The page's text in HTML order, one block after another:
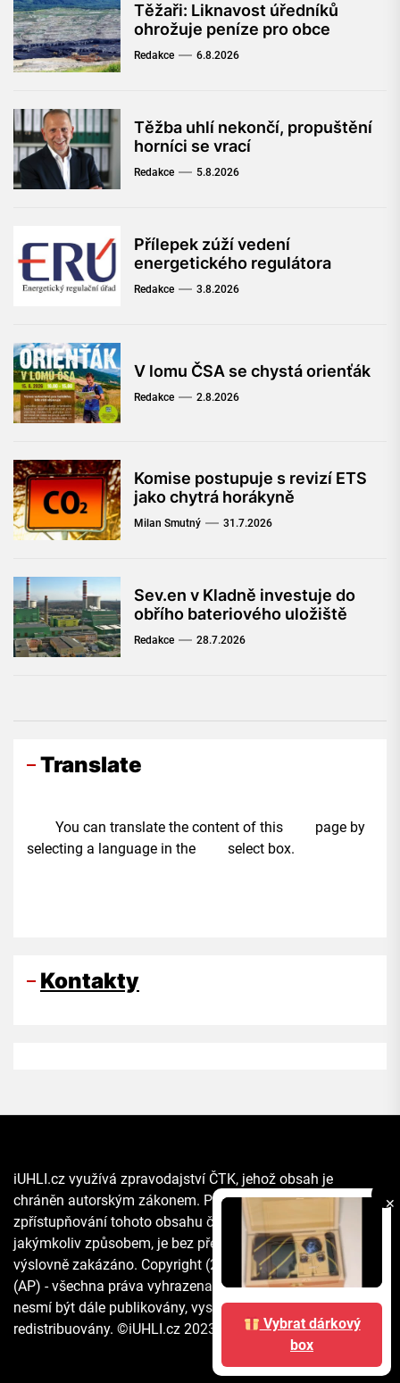
Těžaři: Liknavost úředníků
ohrožuje peníze pro obce
Redakce 6.8.2026
Těžba uhlí nekončí, propuštění
horníci se vrací
Redakce 5.8.2026
Přílepek zúží vedení
energetického regulátora
Redakce 3.8.2026
V lomu ČSA se chystá orienťák
Redakce 2.8.2026
Komise postupuje s revizí ETS
jako chytrá horákyně
Milan Smutný 31.7.2026
Sev.en v Kladně investuje do
obřího bateriového uložiště
Redakce 28.7.2026
Translate
You can translate the content of this page by
selecting a language in the select box.
Kontakty
✕
Vybrat dárkový
box
iUHLI.cz využívá zpravodajství ČTK, jehož obsah je
chráněn autorským zákonem. Přepis, šíření či další
zpřístupňování tohoto obsahu či jeho části veřejnosti, a to
jakýmkoliv způsobem, je bez předchozího souhlasu ČTK
výslovně zakázáno. Copyright (2021) The Associated Press
(AP) - všechna práva vyhrazena. Materiály agentury AP
nesmí být dále publikovány, vysílány, přepisovány nebo
redistribuovány. ©iUHLI.cz 2023 All rights reserved.